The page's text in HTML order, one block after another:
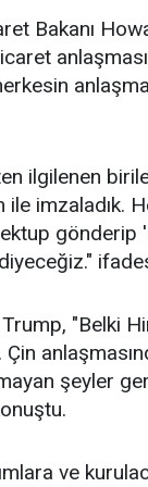
Bakanı
ilgilenen
imzaladık.
Trump, "Belki
şeyler
ve